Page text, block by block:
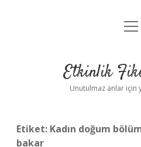
Yasal
Etkinlik
Unutulmaz anlar için
Etiket: Kadın doğum
bakar